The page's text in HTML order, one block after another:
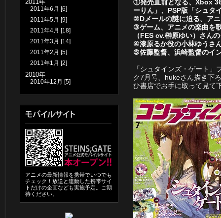
2011年
2011年6月 [6]
2011年5月 [9]
2011年4月 [18]
2011年3月 [14]
2011年2月 [5]
2011年1月 [2]
2010年
2010年12月 [5]
アニメの最新情報を携帯でいつでも
チェック！放送と連動した携帯サイ
トだけの企画なども実施予定。ご期
待ください。
①発売直前となる、Xbox
ーりん」、PSP版「シュタ
②Dメールの謎に迫る、ア
③ゲーム、アニメの楽曲を
（FES cv.榊原ゆい）さん
④漆原るか役の小林ゆうさ
⑤佐藤監督、浜崎監督のイ
「シュタインズ・ゲート
ク7月号 、hukeさん描き下
ひ書店でお手に取って見て